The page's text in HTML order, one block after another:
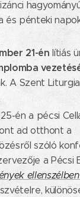
és pénteki
21-én lítiás
A Szent
én a pécsi
ad otthont a
szóló
a Pécsi